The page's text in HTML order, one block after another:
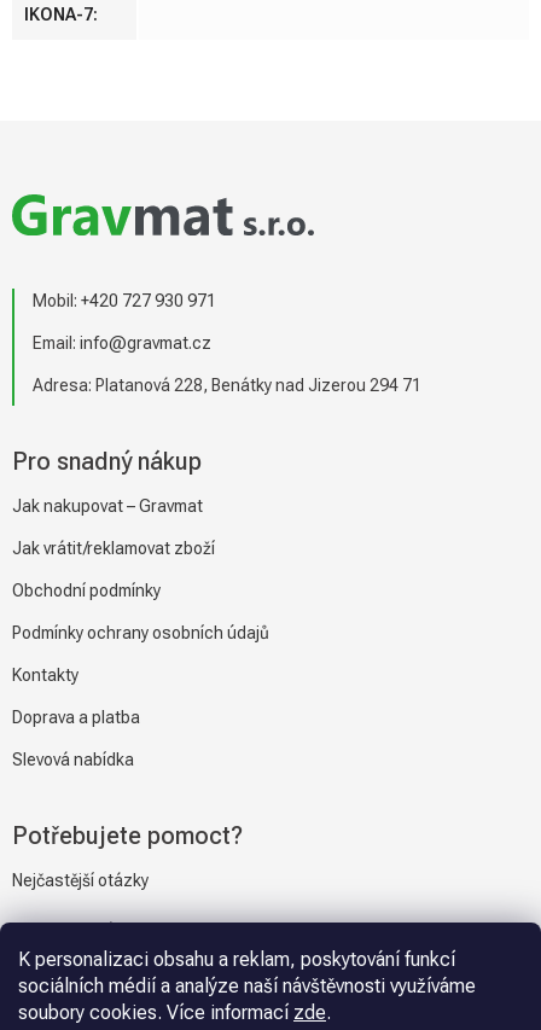
K personalizaci obsahu a reklam, poskytování funkcí
sociálních médií a analýze naší návštěvnosti využíváme
soubory cookies. Více informací zde.
IKONA-7:
p
a
Mobil: +420 727 930 971
Email: info@gravmat.cz
Adresa: Platanová 228, Benátky nad Jizerou 294 71
Pro snadný nákup
Jak nakupovat – Gravmat
Jak vrátit/reklamovat zboží
Obchodní podmínky
Podmínky ochrany osobních údajů
Kontakty
Doprava a platba
Slevová nabídka
Potřebujete pomoct?
Nejčastější otázky